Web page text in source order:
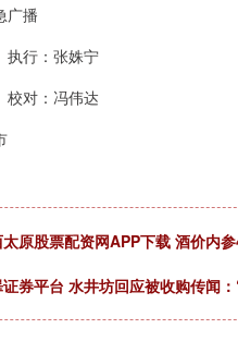
广播
行：张姝宁
对：冯伟达
太原股票配资网APP下载 酒价内
券平台 水井坊回应被收购传闻
深证成指 14311.01